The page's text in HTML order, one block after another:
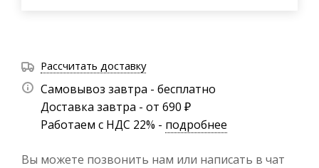
Рассчитать доставку
Самовывоз завтра - бесплатно
Доставка завтра - от 690 ₽
Работаем с НДС 22% - подробнее
Вы можете позвонить нам или написать в чат